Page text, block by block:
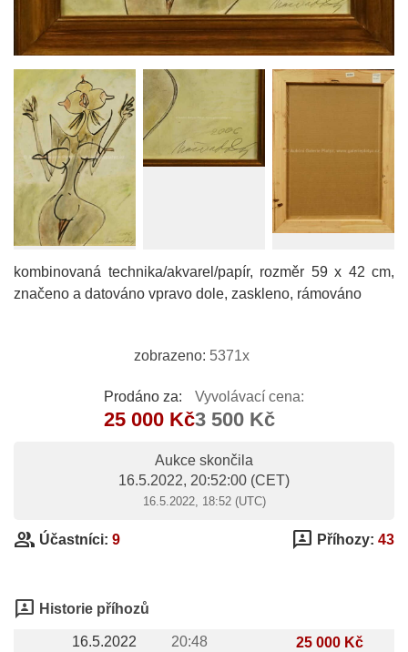
kombinovaná technika/akvarel/papír, rozměr 59 x 42 cm,
značeno a datováno vpravo dole, zaskleno, rámováno
zobrazeno: 5371x
Prodáno za:
25 000 Kč
Vyvolávací cena:
3 500 Kč
Aukce skončila
16.5.2022, 20:52:00 (CET)
16.5.2022, 18:52 (UTC)
group Účastníci: 9 3p Příhozy: 43
3p Historie příhozů
16.5.2022 20:48
25 000 Kč